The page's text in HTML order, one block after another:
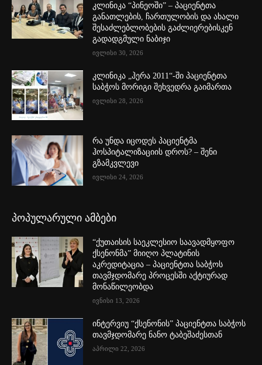
კლინიკა “პინეოში” – პაციენტთა
განათლების, ჩართულობის და ახალი
შესაძლებლობების გაძლიერებისკენ
გადადგმული ნაბიჯი
ივლისი 30, 2026
კლინიკა „ჰერა 2011“-ში პაციენტთა
საბჭოს მორიგი შეხვედრა გაიმართა
ივლისი 28, 2026
რა უნდა იცოდეს პაციენტმა
ჰოსპიტალიზაციის დროს? – შენი
გზამკვლევი
ივლისი 24, 2026
პოპულარული ამბები
“ქუთაისის საეკლესიო საავადმყოფო
ქსენონმა” მიიღო პლატინის
აკრედიტაცია – პაციენტთა საბჭოს
თავმჯდომარე პროცესში აქტიურად
მონაწილეობდა
ივნისი 13, 2026
ინტერვიუ “ქსენონის” პაციენტთა საბჭოს
თავმჯდომარე ნანო ტაბეშაძესთან
აპრილი 22, 2026